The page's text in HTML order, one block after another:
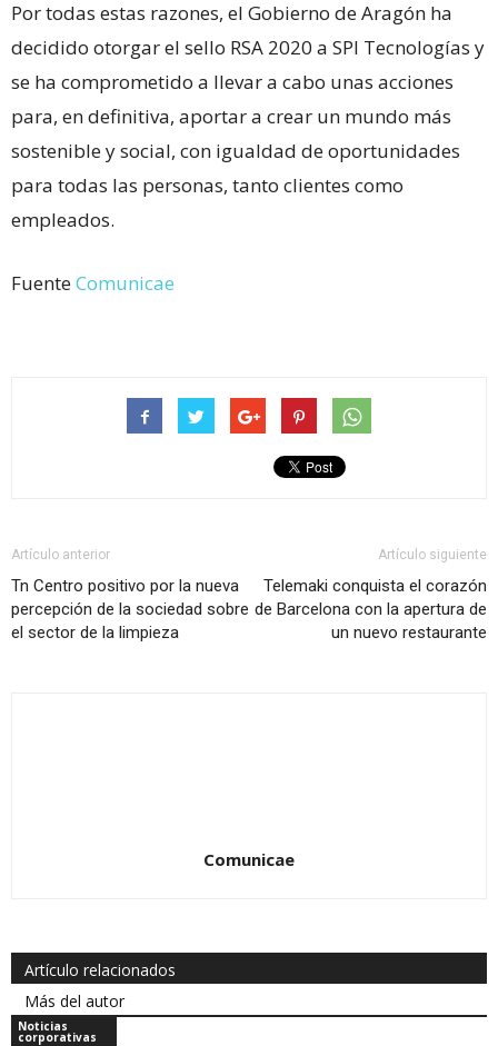
Por todas estas razones, el Gobierno de Aragón ha
decidido otorgar el sello RSA 2020 a SPI Tecnologías y
se ha comprometido a llevar a cabo unas acciones
para, en definitiva, aportar a crear un mundo más
sostenible y social, con igualdad de oportunidades
para todas las personas, tanto clientes como
empleados.
FuenteComunicae
Artículo anterior
Tn Centro positivo por la nueva
percepción de la sociedad sobre
el sector de la limpieza
Artículo siguiente
Telemaki conquista el corazón
de Barcelona con la apertura de
un nuevo restaurante
Comunicae
Artículo relacionados
Más del autor
Noticias
corporativas